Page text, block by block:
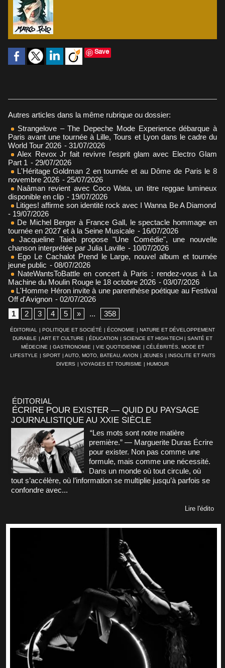
Save
Autres articles dans la même rubrique ou dossier:
Strangelove – The Depeche Mode Experience débarque à
Paris avant une tournée à Lille, Tours et Lyon dans le cadre du
World Tour 2026 - 31/07/2026
Alex Revox Jr fait revivre l'esprit glam avec Electro Glam
Part 1 - 29/07/2026
L'Héritage Goldman 2 en tournée et au Dôme de Paris le 8
novembre 2026 - 25/07/2026
Naâman revient avec Coco Wata, un titre reggae lumineux
disponible en clip - 19/07/2026
Litiges! affirme son identité rock avec I Wanna Be A Diamond
- 19/07/2026
De Michel Berger à France Gall, le spectacle hommage en
tournée en 2027 et à la Seine Musicale - 16/07/2026
Jacqueline Taieb propose "Une Comédie", une nouvelle
chanson interprétée par Julia Laville - 10/07/2026
Ego Le Cachalot Prend le Large, nouvel album et tournée
jeune public - 08/07/2026
NateWantsToBattle en concert à Paris : rendez-vous à La
Machine du Moulin Rouge le 18 octobre 2026 - 03/07/2026
L'Homme Héron invite à une parenthèse poétique au Festival
Off d'Avignon - 02/07/2026
1
2 3 4 5 » ... 358
ÉDITORIAL | POLITIQUE ET SOCIÉTÉ | ÉCONOMIE | NATURE ET DÉVELOPPEMENT
DURABLE | ART ET CULTURE | ÉDUCATION | SCIENCE ET HIGH-TECH | SANTÉ ET
MÉDECINE | GASTRONOMIE | VIE QUOTIDIENNE | CÉLÉBRITÉS, MODE ET
LIFESTYLE | SPORT | AUTO, MOTO, BATEAU, AVION | JEUNES | INSOLITE ET FAITS
DIVERS | VOYAGES ET TOURISME | HUMOUR
ÉDITORIAL
ÉCRIRE POUR EXISTER — QUID DU PAYSAGE
JOURNALISTIQUE AU XXIE SIÈCLE
“Les mots sont notre matière
première.” — Marguerite Duras Écrire
pour exister. Non pas comme une
formule, mais comme une nécessité.
Dans un monde où tout circule, où
tout s’accélère, où l’information se multiplie jusqu’à parfois se
confondre avec...
Lire l'édito